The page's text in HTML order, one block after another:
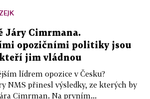
Járy Cimrmana.
opozičními politiky jsou
jim vládnou
lídrem opozice v Česku?
NMS přinesl výsledky, ze kterých by
Cimrman. Na prvním...